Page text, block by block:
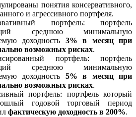
понятия консервативного,
и агрессивного портфеля.
портфель: портфель
среднюю минимальную
доходность 3% в месяц при
возможных рисках.
портфель: портфель
среднюю минимальную
доходность 5% в месяц при
возможных рисках.
портфель: портфель который
годовой торговый период
фактическую доходность в 200%.